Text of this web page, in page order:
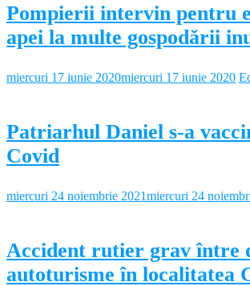
Pompierii intervin pentru
apei la multe gospodării
miercuri 17 iunie 2020miercuri 17 iunie 2020
Patriarhul Daniel s-a
Covid
miercuri 24 noiembrie 2021miercuri 24
Accident rutier grav între
autoturisme în localitatea